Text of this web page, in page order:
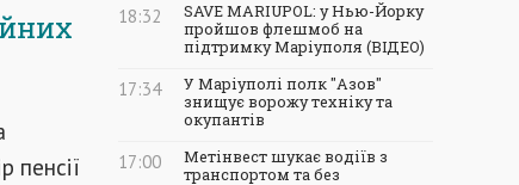
пенсії
18:32
SAVE MARIUPOL: у Нью-Йорку
пройшов флешмоб на
підтримку Маріуполя (ВІДЕО)
17:34
У Маріуполі полк "Азов"
знищує ворожу техніку та
окупантів
17:00
Метінвест шукає водіїв з
транспортом та без